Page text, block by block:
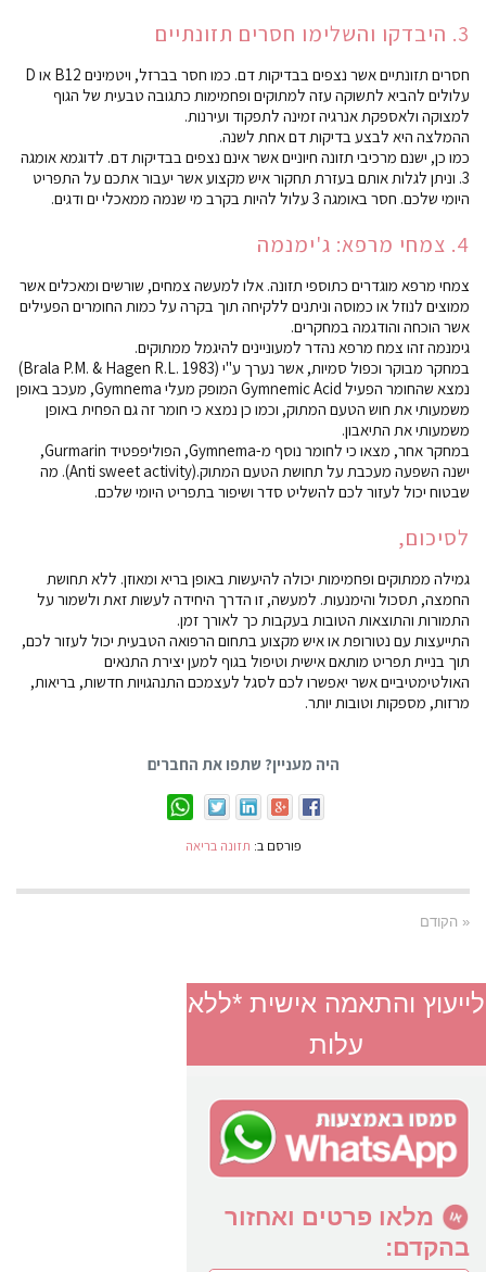
3. היבדקו והשלימו חסרים תזונתיים
חסרים תזונתיים אשר נצפים בבדיקות דם. כמו חסר בברזל, ויטמינים B12 או D
עלולים להביא לתשוקה עזה למתוקים ופחמימות כתגובה טבעית של הגוף
למצוקה ולאספקת אנרגיה זמינה לתפקוד ועירנות.
ההמלצה היא לבצע בדיקות דם אחת לשנה.
כמו כן, ישנם מרכיבי תזונה חיוניים אשר אינם נצפים בבדיקות דם. לדוגמא אומגה
3. וניתן לגלות אותם בעזרת תחקור איש מקצוע אשר יעבור אתכם על התפריט
היומי שלכם. חסר באומגה 3 עלול להיות בקרב מי שנמה ממאכלי ים ודגים.
4. צמחי מרפא: ג'ימנמה
צמחי מרפא מוגדרים כתוספי תזונה. אלו למעשה צמחים, שורשים ומאכלים אשר
ממוצים לנוזל או כמוסה וניתנים ללקיחה תוך בקרה על כמות החומרים הפעילים
אשר הוכחה והודגמה במחקרים.
גימנמה זהו צמח מרפא נהדר למעוניינים להיגמל ממתוקים.
במחקר מבוקר וכפול סמיות, אשר נערך ע"י (Brala P.M. & Hagen R.L. 1983)
נמצא שהחומר הפעיל Gymnemic Acid המופק מעלי Gymnema, מעכב באופן
משמעותי את חוש הטעם המתוק, וכמו כן נמצא כי חומר זה גם הפחית באופן
משמעותי את התיאבון.
במחקר אחר, מצאו כי לחומר נוסף מ-Gymnema, הפוליפפטיד Gurmarin,
ישנה השפעה מעכבת על תחושת הטעם המתוק.(Anti sweet activity). מה
שבטוח יכול לעזור לכם להשליט סדר ושיפור בתפריט היומי שלכם.
לסיכום,
גמילה ממתוקים ופחמימות יכולה להיעשות באופן בריא ומאוזן. ללא תחושת
החמצה, תסכול והימנעות. למעשה, זו הדרך היחידה לעשות זאת ולשמור על
התמורות והתוצאות הטובות בעקבות כך לאורך זמן.
התייעצות עם נטורופת או איש מקצוע בתחום הרפואה הטבעית יכול לעזור לכם,
תוך בניית תפריט מותאם אישית וטיפול בגוף למען יצירת התנאים
האולטימטיביים אשר יאפשרו לכם לסגל לעצמכם התנהגויות חדשות, בריאות,
מרזות, מספקות וטובות יותר.
היה מעניין? שתפו את החברים
פורסם ב: תזונה בריאה
« הקודם
לייעוץ והתאמה אישית *ללא
עלות
מלאו פרטים ואחזור
בהקדם: